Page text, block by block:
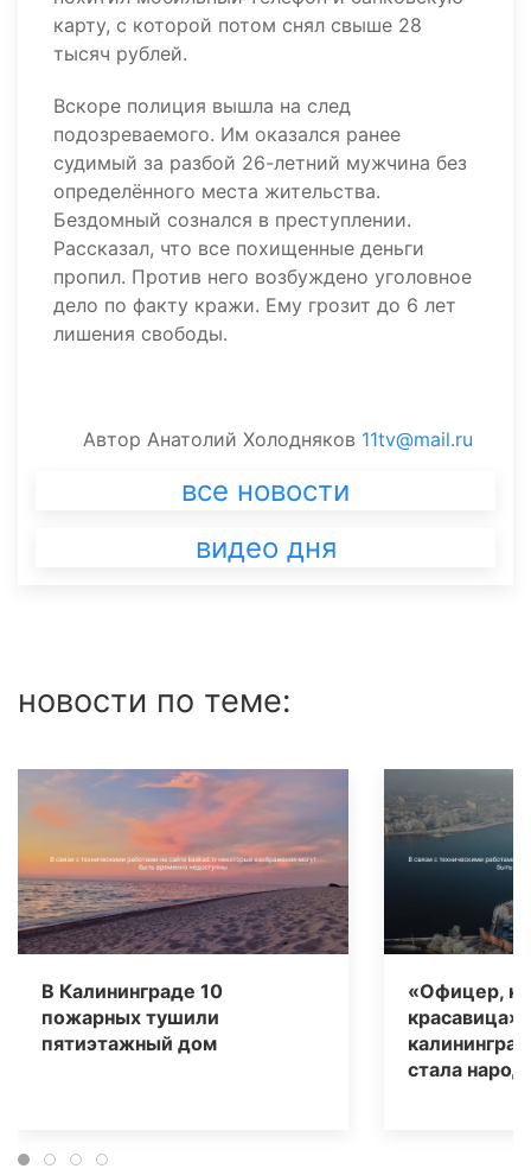
карту, с которой потом снял свыше 28
тысяч рублей.
Вскоре полиция вышла на след
подозреваемого. Им оказался ранее
судимый за разбой 26-летний мужчина без
определённого места жительства.
Бездомный сознался в преступлении.
Рассказал, что все похищенные деньги
пропил. Против него возбуждено уголовное
дело по факту кражи. Ему грозит до 6 лет
лишения свободы.
Автор Анатолий Холодняков 11tv@mail.ru
все новости
видео дня
новости по теме:
В Калининграде 10
пожарных тушили
пятиэтажный дом
«Офицер,
стала